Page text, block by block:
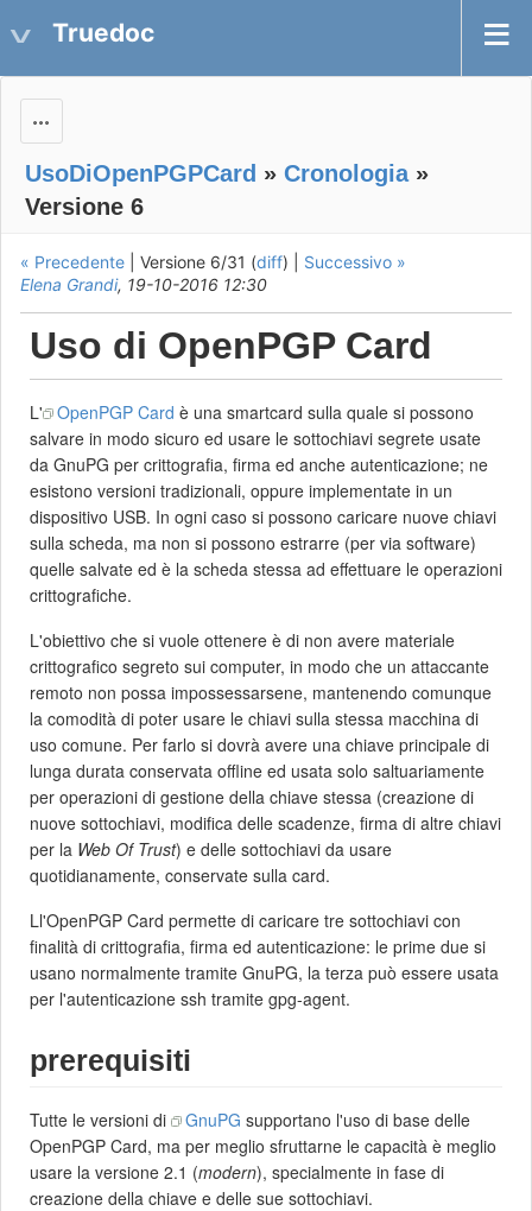
Truedoc
UsoDiOpenPGPCard » Cronologia»
Versione 6
« Precedente | Versione 6/31 (diff) | Successivo »
Elena Grandi, 19-10-2016 12:30
Uso di OpenPGP Card
L' OpenPGP Card è una smartcard sulla quale si possono
salvare in modo sicuro ed usare le sottochiavi segrete usate
da GnuPG per crittografia, firma ed anche autenticazione; ne
esistono versioni tradizionali, oppure implementate in un
dispositivo USB. In ogni caso si possono caricare nuove chiavi
sulla scheda, ma non si possono estrarre (per via software)
quelle salvate ed è la scheda stessa ad effettuare le operazioni
crittografiche.
L'obiettivo che si vuole ottenere è di non avere materiale
crittografico segreto sui computer, in modo che un attaccante
remoto non possa impossessarsene, mantenendo comunque
la comodità di poter usare le chiavi sulla stessa macchina di
uso comune. Per farlo si dovrà avere una chiave principale di
lunga durata conservata offline ed usata solo saltuariamente
per operazioni di gestione della chiave stessa (creazione di
nuove sottochiavi, modifica delle scadenze, firma di altre chiavi
per la Web Of Trust) e delle sottochiavi da usare
quotidianamente, conservate sulla card.
Ll'OpenPGP Card permette di caricare tre sottochiavi con
finalità di crittografia, firma ed autenticazione: le prime due si
usano normalmente tramite GnuPG, la terza può essere usata
per l'autenticazione ssh tramite gpg-agent.
prerequisiti
Tutte le versioni di GnuPG supportano l'uso di base delle
OpenPGP Card, ma per meglio sfruttarne le capacità è meglio
usare la versione 2.1 (modern), specialmente in fase di
creazione della chiave e delle sue sottochiavi.